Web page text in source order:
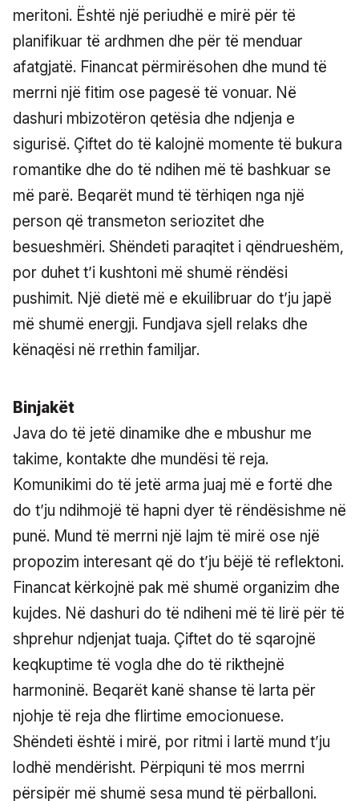
meritoni. Është një periudhë e mirë për të
planifikuar të ardhmen dhe për të menduar
afatgjatë. Financat përmirësohen dhe mund të
merrni një fitim ose pagesë të vonuar. Në
dashuri mbizotëron qetësia dhe ndjenja e
sigurisë. Çiftet do të kalojnë momente të bukura
romantike dhe do të ndihen më të bashkuar se
më parë. Beqarët mund të tërhiqen nga një
person që transmeton seriozitet dhe
besueshmëri. Shëndeti paraqitet i qëndrueshëm,
por duhet t’i kushtoni më shumë rëndësi
pushimit. Një dietë më e ekuilibruar do t’ju japë
më shumë energji. Fundjava sjell relaks dhe
kënaqësi në rrethin familjar.
Binjakët
Java do të jetë dinamike dhe e mbushur me
takime, kontakte dhe mundësi të reja.
Komunikimi do të jetë arma juaj më e fortë dhe
do t’ju ndihmojë të hapni dyer të rëndësishme në
punë. Mund të merrni një lajm të mirë ose një
propozim interesant që do t’ju bëjë të reflektoni.
Financat kërkojnë pak më shumë organizim dhe
kujdes. Në dashuri do të ndiheni më të lirë për të
shprehur ndjenjat tuaja. Çiftet do të sqarojnë
keqkuptime të vogla dhe do të rikthejnë
harmoninë. Beqarët kanë shanse të larta për
njohje të reja dhe flirtime emocionuese.
Shëndeti është i mirë, por ritmi i lartë mund t’ju
lodhë mendërisht. Përpiquni të mos merrni
përsipër më shumë sesa mund të përballoni.